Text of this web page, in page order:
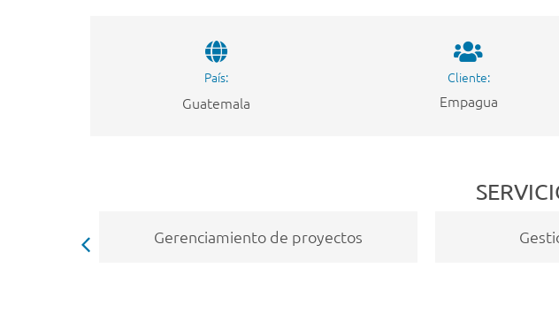
País:
Guatemala
Cliente:
Empagua
Gestión de proyectos Servicios técnicos y trabajo de campo